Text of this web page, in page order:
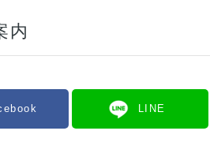
内
LINE